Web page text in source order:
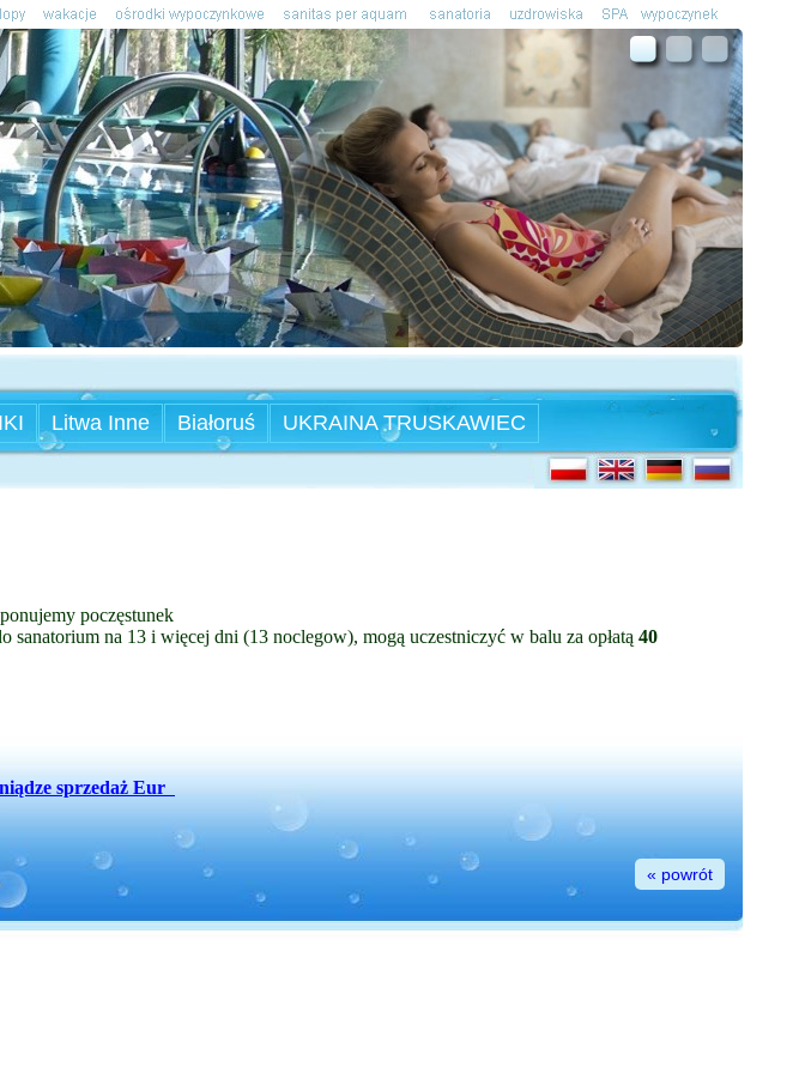
Litwa Inne Białoruś UKRAINA TRUSKAWIEC
poczęstunek
sanatorium na 13 i więcej dni (13 noclegow), mogą uczestniczyć w balu za opłatą 40
sprzedaż Eur
« powrót